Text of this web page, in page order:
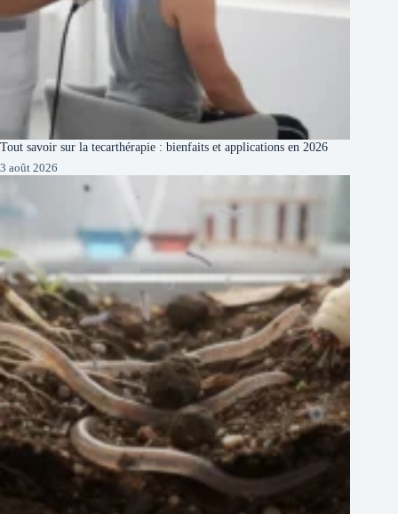
Tout savoir sur la tecarthérapie : bienfaits et applications en 2026
3 août 2026